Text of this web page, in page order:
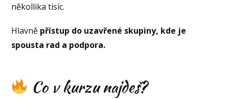
někollika tisíc.
Hlavně přístup do uzavřené skupiny, kde je
spousta rad a podpora.
Co v kurzu najdeš?